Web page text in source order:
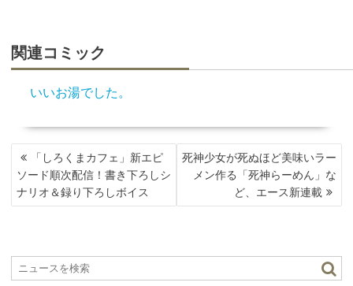
関連コミック
いいお湯でした。
投
稿
ナ
ビ
シ
ョ
「しろくまカフェ」新エピ
ソード順次配信！書き下ろしシ
ナリオ＆録り下ろしボイス
死神少女が死ぬほど美味いラー
メン作る「死神らーめん」な
ど、エース新連載